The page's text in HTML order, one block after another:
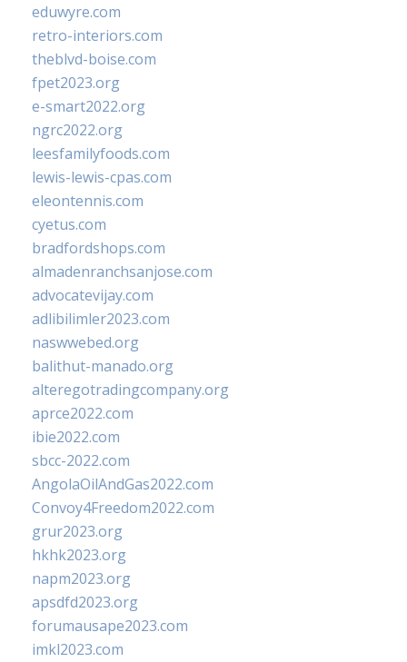
eduwyre.com
retro-interiors.com
theblvd-boise.com
fpet2023.org
e-smart2022.org
ngrc2022.org
leesfamilyfoods.com
lewis-lewis-cpas.com
eleontennis.com
cyetus.com
bradfordshops.com
almadenranchsanjose.com
advocatevijay.com
adlibilimler2023.com
naswwebed.org
balithut-manado.org
alteregotradingcompany.org
aprce2022.com
ibie2022.com
sbcc-2022.com
AngolaOilAndGas2022.com
Convoy4Freedom2022.com
grur2023.org
hkhk2023.org
napm2023.org
apsdfd2023.org
forumausape2023.com
imkl2023.com